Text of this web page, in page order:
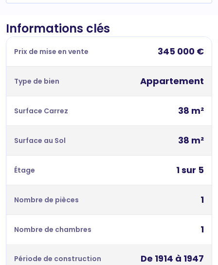
Informations clés
Prix de mise en vente 345 000 €
Type de bien Appartement
Surface Carrez 38 m²
Surface au Sol 38 m²
Étage 1 sur 5
Nombre de pièces 1
Nombre de chambres 1
Période de construction De 1914 à 1947